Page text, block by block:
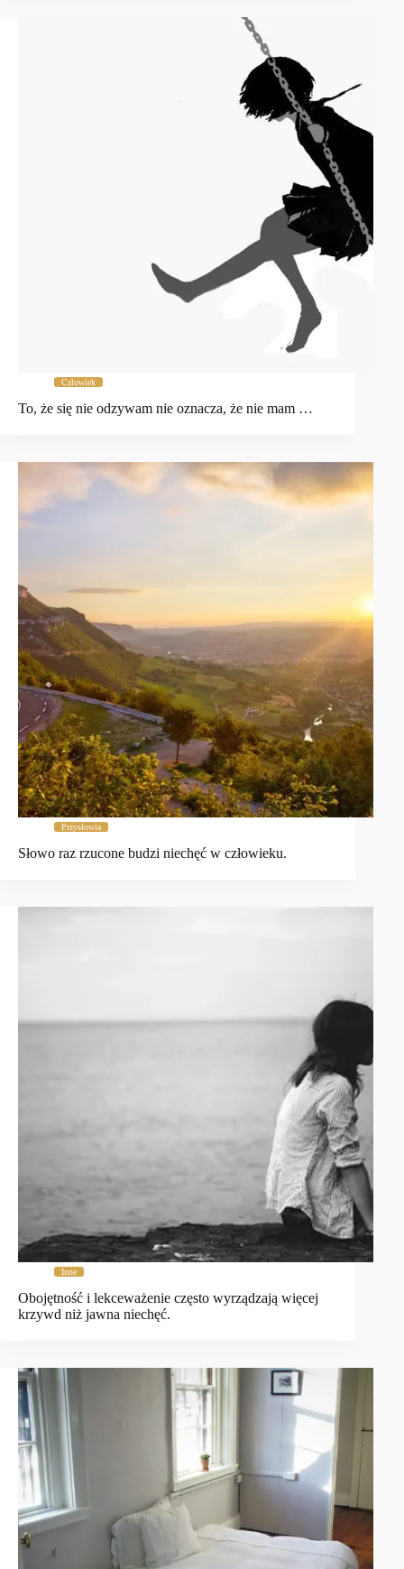
Człowiek
To, że się nie odzywam nie oznacza, że nie mam …
Przysłowia
Słowo raz rzucone budzi niechęć w człowieku.
Inne
Obojętność i lekceważenie często wyrządzają więcej
krzywd niż jawna niechęć.